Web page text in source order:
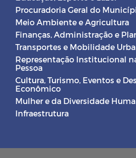
Procuradoria Geral do
Meio Ambiente e Agricultura
Finanças, Administração e
Transportes e Mobilidade
Representação Institucional
Pessoa
Cultura, Turismo, Eventos e
Econômico
Mulher e da Diversidade
Infraestrutura